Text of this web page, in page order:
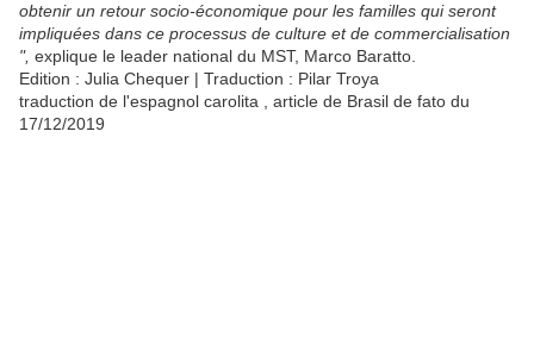
obtenir un retour socio-économique pour les familles qui seront
impliquées dans ce processus de culture et de commercialisation
", explique le leader national du MST, Marco Baratto.
Edition : Julia Chequer | Traduction : Pilar Troya
traduction de l'espagnol carolita , article de Brasil de fato du
17/12/2019